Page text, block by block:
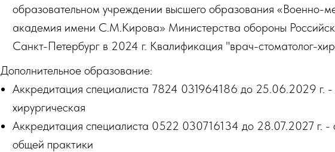
образовательном учреждении высшего образования «Военно-
академия имени С.М.Кирова» Министерства обороны
Санкт-Петербург в 2024 г. Квалификация "врач-стоматолог-
Дополнительное образование:
Аккредитация специалиста ‭7824 031964186 до 25.06.2029 г. -
хирургическая
Аккредитация специалиста ‭0522 030716134 до 28.07.2027 г. -
общей практики